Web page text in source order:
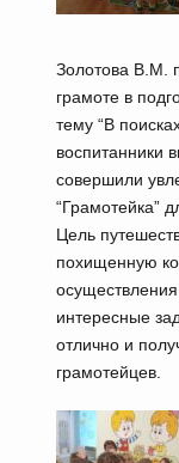
Золотова В.М.
грамоте в
тему “В
воспитанники
совершили
“Грамотейка”
Цель
похищенную
интересные
отлично и
грамотейцев.